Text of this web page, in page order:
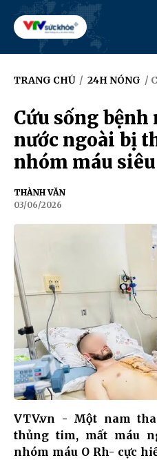
TRANG CHỦ / 24H NÓNG / CỨU
Cứu sống
nước ngoài bị
nhóm máu
THÀNH VĂN
03/06/2026
VTV.vn - Một nam
thủng tim, mất máu
nhóm máu O Rh- cực